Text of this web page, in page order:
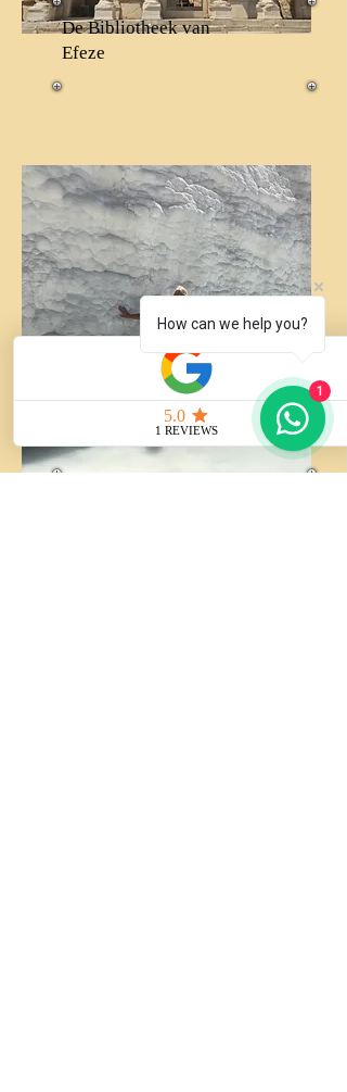
De Bibliotheek van
Efeze
How can we help you?
1